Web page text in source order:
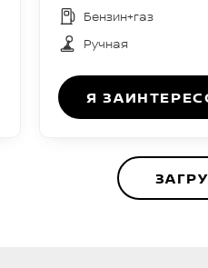
Бензин+газ
Ручная
Я